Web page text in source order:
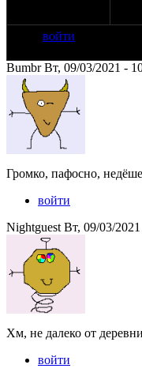
войти
Bumbr Вт, 09/03/2021 -
Громко, пафосно,
войти
Nightguest Вт, 09/03/
Хм, не далеко от
войти